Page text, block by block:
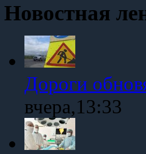
Новостная
Дороги
вчера,13:33